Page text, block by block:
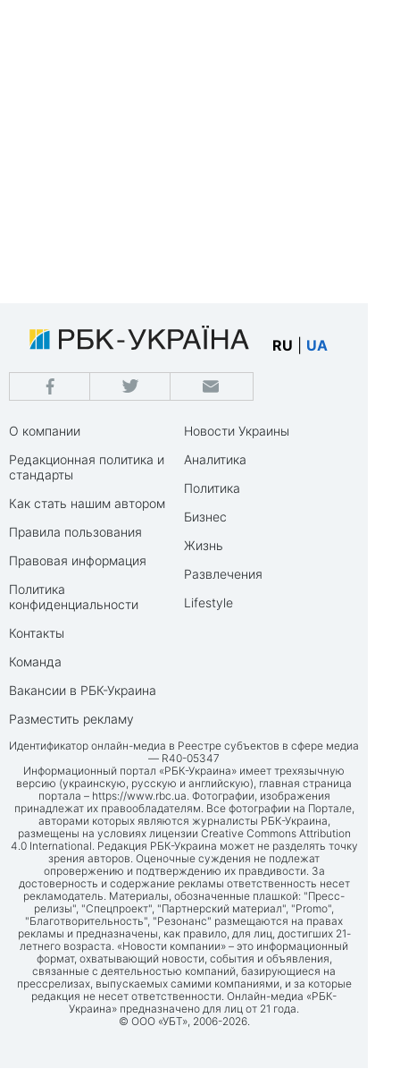
RU UA
О компании
Редакционная политика и
стандарты
Как стать нашим автором
Правила пользования
Правовая информация
Политика
конфиденциальности
Контакты
Команда
Вакансии в РБК-Украина
Разместить рекламу
Новости Украины
Аналитика
Политика
Бизнес
Жизнь
Развлечения
Lifestyle
Идентификатор онлайн-медиа в Реестре субъектов в сфере медиа
— R40-05347
Информационный портал «РБК-Украина» имеет трехязычную
версию (украинскую, русскую и английскую), главная страница
портала – https://www.rbc.ua. Фотографии, изображения
принадлежат их правообладателям. Все фотографии на Портале,
авторами которых являются журналисты РБК-Украина,
размещены на условиях лицензии Creative Commons Attribution
4.0 International. Редакция РБК-Украина может не разделять точку
зрения авторов. Оценочные суждения не подлежат
опровержению и подтверждению их правдивости. За
достоверность и содержание рекламы ответственность несет
рекламодатель. Материалы, обозначенные плашкой: "Пресс-
релизы", "Спецпроект", "Партнерский материал", "Promo",
"Благотворительность", "Резонанс" размещаются на правах
рекламы и предназначены, как правило, для лиц, достигших 21-
летнего возраста. «Новости компании» – это информационный
формат, охватывающий новости, события и объявления,
связанные с деятельностью компаний, базирующиеся на
прессрелизах, выпускаемых самими компаниями, и за которые
редакция не несет ответственности. Онлайн-медиа «РБК-
Украина» предназначено для лиц от 21 года.
© ООО «УБТ», 2006-2026.